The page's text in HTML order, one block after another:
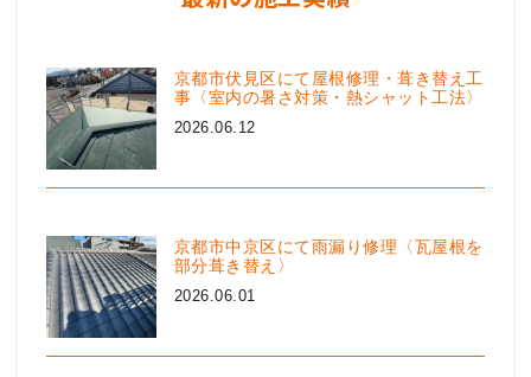
京都市伏見区にて屋根修理・葺き替え工
事〈室内の暑さ対策・熱シャット工法〉
2026.06.12
京都市中京区にて雨漏り修理〈瓦屋根を
部分葺き替え〉
2026.06.01